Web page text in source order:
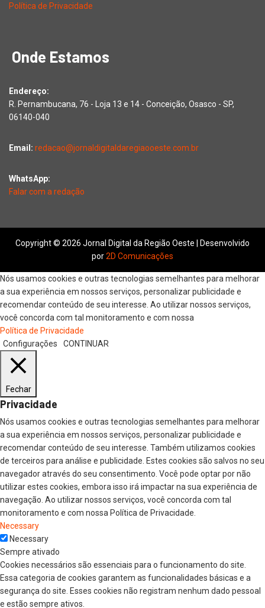
Política de Privacidade
Onde Estamos
Endereço:
R. Pernambucana, 76 - Loja 13 e 14 - Conceição, Osasco - SP,
06140-040
Email: redacao@jornaldigitaldaregiaooeste.com.br
WhatsApp:
Falar com a redação
Copyright © 2026 Jornal Digital da Região Oeste | Desenvolvido
por2D Comunicações
Nós usamos cookies e outras tecnologias semelhantes para melhorar
a sua experiência em nossos serviços, personalizar publicidade e
recomendar conteúdo de seu interesse. Ao utilizar nossos serviços,
você concorda com tal monitoramento e com nossa
Política de Privacidade
Configurações
CONTINUAR
Fechar
Privacidade
Nós usamos cookies e outras tecnologias semelhantes para melhorar
a sua experiência em nossos serviços, personalizar publicidade e
recomendar conteúdo de seu interesse. Também utilizamos cookies
de terceiros para análise e publicidade. Estes cookies são salvos no seu
navegador através do seu consentimento. Você pode optar por não
utilizar estes cookies, embora isso irá impactar na sua experiência de
navegação. Ao utilizar nossos serviços, você concorda com tal
monitoramento e com nossa Política de Privacidade.
Necessary
Necessary
Sempre ativado
Cookies necessários são essenciais para o funcionamento do site.
Essa categoria de cookies garantem as funcionalidades básicas e a
segurança do site. Esses cookies não registram nenhum dado pessoal
e estão sempre ativos.